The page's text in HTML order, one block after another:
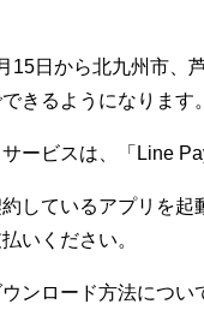
日から北九州市、
きるようになります。
ービスは、「Line
しているアプリを起
いください。
ンロード方法につい